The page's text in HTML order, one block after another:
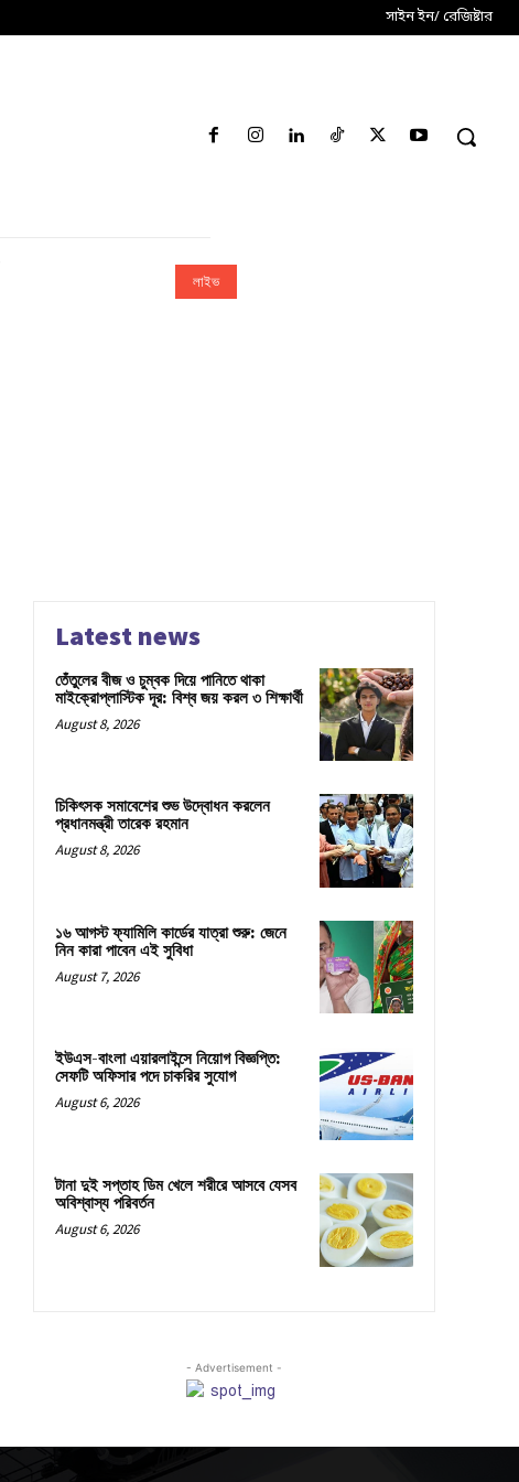
সাইন ইন/ রেজিষ্টার
লাইভ
Latest news
তেঁতুলের বীজ ও চুম্বক দিয়ে পানিতে থাকা
মাইক্রোপ্লাস্টিক দূর: বিশ্ব জয় করল ৩ শিক্ষার্থী
August 8, 2026
চিকিৎসক সমাবেশের শুভ উদ্বোধন করলেন
প্রধানমন্ত্রী তারেক রহমান
August 8, 2026
১৬ আগস্ট ফ্যামিলি কার্ডের যাত্রা শুরু: জেনে
নিন কারা পাবেন এই সুবিধা
August 7, 2026
ইউএস-বাংলা এয়ারলাইন্সে নিয়োগ বিজ্ঞপ্তি:
সেফটি অফিসার পদে চাকরির সুযোগ
August 6, 2026
টানা দুই সপ্তাহ ডিম খেলে শরীরে আসবে যেসব
অবিশ্বাস্য পরিবর্তন
August 6, 2026
- Advertisement -